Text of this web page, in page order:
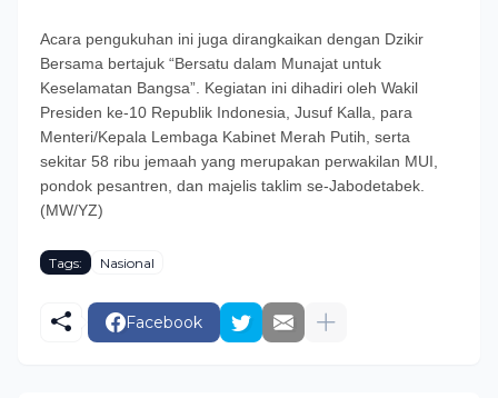
Acara pengukuhan ini juga dirangkaikan dengan Dzikir
Bersama bertajuk “Bersatu dalam Munajat untuk
Keselamatan Bangsa”. Kegiatan ini dihadiri oleh Wakil
Presiden ke-10 Republik Indonesia, Jusuf Kalla, para
Menteri/Kepala Lembaga Kabinet Merah Putih, serta
sekitar 58 ribu jemaah yang merupakan perwakilan MUI,
pondok pesantren, dan majelis taklim se-Jabodetabek.
(MW/YZ)
Tags: Nasional
Facebook